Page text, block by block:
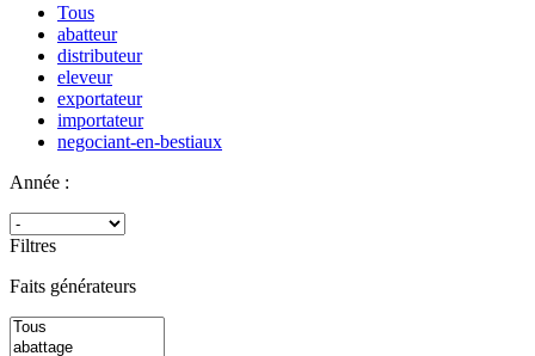
Tous
abatteur
distributeur
eleveur
exportateur
importateur
negociant-en-bestiaux
Année :
Filtres
Faits générateurs